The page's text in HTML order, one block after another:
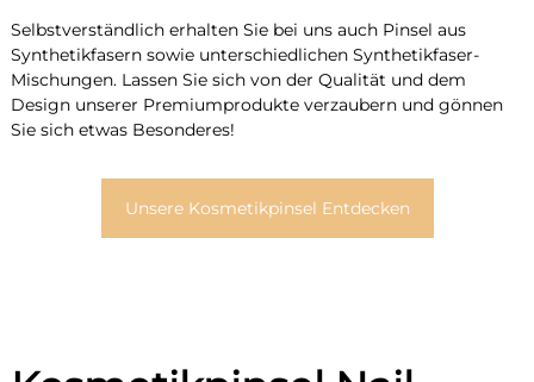
Selbstverständlich erhalten Sie bei uns auch Pinsel aus
Synthetikfasern sowie unterschiedlichen Synthetikfaser-
Mischungen. Lassen Sie sich von der Qualität und dem
Design unserer Premiumprodukte verzaubern und gönnen
Sie sich etwas Besonderes!
Unsere Kosmetikpinsel Entdecken